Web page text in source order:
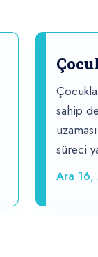
sahip
süreci
Ara 16,